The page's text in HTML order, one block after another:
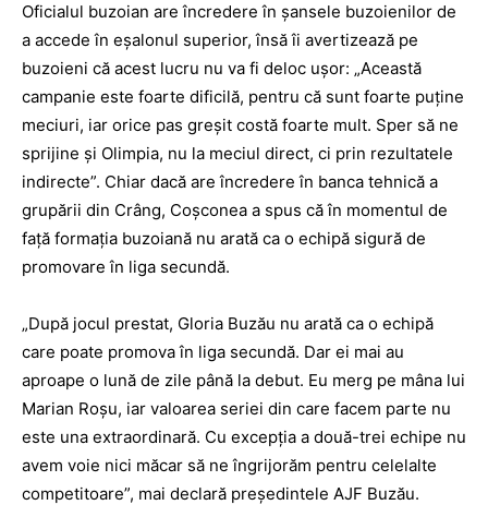
Oficialul buzoian are încredere în şansele buzoienilor de
a accede în eşalonul superior, însă îi avertizează pe
buzoieni că acest lucru nu va fi deloc uşor: „Această
campanie este foarte dificilă, pentru că sunt foarte puţine
meciuri, iar orice pas greşit costă foarte mult. Sper să ne
sprijine şi Olimpia, nu la meciul direct, ci prin rezultatele
indirecte”. Chiar dacă are încredere în banca tehnică a
grupării din Crâng, Coşconea a spus că în momentul de
faţă formaţia buzoiană nu arată ca o echipă sigură de
promovare în liga secundă.
„După jocul prestat, Gloria Buzău nu arată ca o echipă
care poate promova în liga secundă. Dar ei mai au
aproape o lună de zile până la debut. Eu merg pe mâna lui
Marian Roşu, iar valoarea seriei din care facem parte nu
este una extraordinară. Cu excepţia a două-trei echipe nu
avem voie nici măcar să ne îngrijorăm pentru celelalte
competitoare”, mai declară preşedintele AJF Buzău.